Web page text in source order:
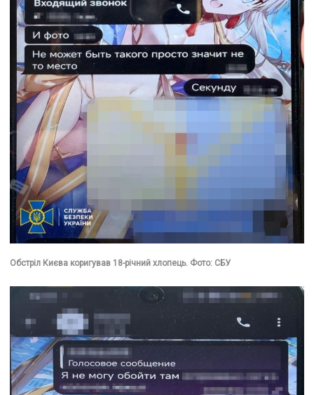
Обстріл Києва коригував 18-річний хлопець. Фото: СБУ